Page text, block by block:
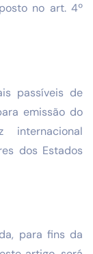
no art. 4º
passíveis de
emissão do
dos Estados
para fins da